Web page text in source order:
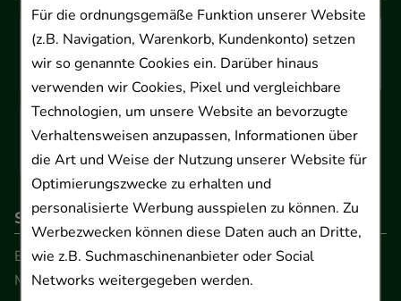
Für die ordnungsgemäße Funktion unserer Website
(z.B. Navigation, Warenkorb, Kundenkonto) setzen
wir so genannte Cookies ein. Darüber hinaus
verwenden wir Cookies, Pixel und vergleichbare
Technologien, um unsere Website an bevorzugte
Verhaltensweisen anzupassen, Informationen über
die Art und Weise der Nutzung unserer Website für
Optimierungszwecke zu erhalten und
personalisierte Werbung ausspielen zu können. Zu
Werbezwecken können diese Daten auch an Dritte,
wie z.B. Suchmaschinenanbieter oder Social
Networks weitergegeben werden.
So erreichen Sie uns
Beratung und Kundenservice:
Montag - Freitag von 9.00 bis 17.00 Uhr